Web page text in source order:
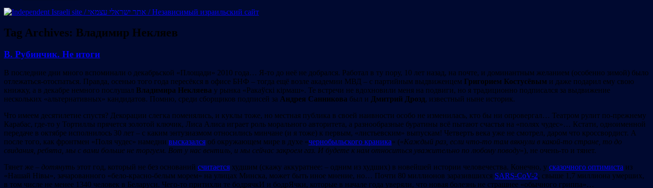
Tag Archives: Владимир Некляев
В. Рубинчик. Не итоги
В последние дни много вспоминали о декабрьской «Площади» 2010 года… Я-то до неё не добрался. Работал в ту пору, 10 лет назад, на почте, и доминантным желанием (особенно зимой) было
отлежаться-отоспаться. Правда, осенью того года пересёкся в офисе БНФ – тогда ещё возле академии МВД – с партийным выдвиженцем Григорием Костусёвым и даже подарил ему свою
книжку, а в декабре немного послушал Владимира Некляева у рынка «Ракаўскі кірмаш». Те встречи не вдохновили меня на подвиги, но я традиционно подписался за выдвижение
нескольких «альтернативных» кандидатов. Помню, среди сборщиков подписей за Андрея Санникова был и Дмитрий Дрозд, известный ныне историк.
Что имеем десятилетие спустя? Декорации слегка поменялись, и куклы тоже, но местная публика в своей наивности особо не изменилась, кто бы ни опровергал… Театром рулит по-прежнему
Карабас, где-то у Тортиллы прячется золотой ключик, Лиса Алиса играет роль морального авторитета, а разнообразные буратины всё пытают счастья на «полях чудес»… Кстати, одноименной
передаче в октябре исполнилось 30 лет – с каким энтузиазмом относились минчане (и я тоже) к первым, «листьевским» выпускам! Четверть века уже не смотрел, даром что кроссвордист. А
после того, как фронтмен «Поля чудес» намедни высказался об окружающем мире в духе «чернобыльского краника» («Каждый раз, если что-то там вякнули в какой-то стране, то до
свидания, ребята, мы с вами больше не торгуем. Вот у нас вентиль, и мы сейчас закроем газ. И будете к нам относиться уважительно по любому поводу»), не очень-то и тянет.
Тянет же – дотянуть этот год, который не без оснований считается худшим (скажу аккуратнее: – одним из худших) в новейшей истории человечества. Конечно, у сказочного оптимиста из
«Нашай Нівы», зачарованного «бело-красно-белым морем» на улицах Минска, может быть иное мнение, но… Почти 80 миллионов заразившихся SARS-CoV-2, свыше 1,7 миллиона умерших,
в том числе не менее 1340 человек в Беларуси. Чего-то притихли те бодрячкИ и бодрЯчки, которые в начале года уверяли, что новая болезнь не cтрашнее «обычного гриппа»…